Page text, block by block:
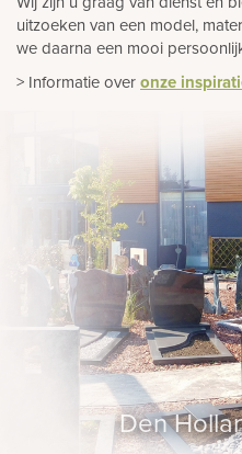
uitzoeken van een model,
we daarna een mooi
> Informatie overonze
Den